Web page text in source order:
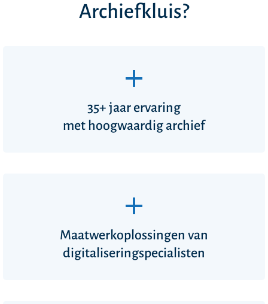
Archiefkluis?
35+ jaar ervaring
met hoogwaardig archief
Maatwerkoplossingen van
digitaliseringspecialisten